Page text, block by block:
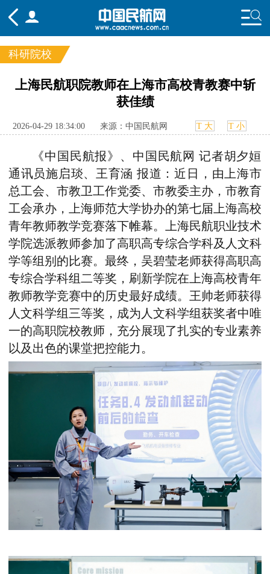
频道
国内
航图 智库 专题 舆情
科研院校
上海民航职院教师在上海市高校青教赛中斩
获佳绩
2026-04-29 18:34:00 来源：中国民航网 T 大 T 小
《中国民航报》、中国民航网 记者胡夕姮
通讯员施启琰、王育涵 报道： 近日，由上海市
总工会、市教卫工作党委、市教委主办，市教育
工会承办 ，
上海师范大学协办的第七届上海高校
青年教师教学竞赛落下帷幕。
上海民航职业技术
学院选派教师参加了高职高专综合学科及人文科
学等组别的比赛。最终 ， 吴碧莹老师获得高职高
专综合学科组二等奖，刷新学院在上海高校青年
教师教学竞赛中的历史最好成绩。 王帅老师获得
人文科学组三等奖， 成为 人文科学组获奖者中唯
一的高职院校教师，充分展现了扎实的专业素养
以及 出色的课堂把控能力。